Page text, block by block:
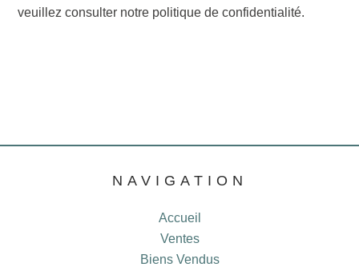
veuillez consulter notre politique de confidentialité.
NAVIGATION
Accueil
Ventes
Biens Vendus